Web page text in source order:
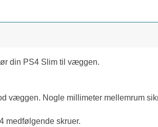
din PS4 Slim til væggen.
Nogle millimeter mellemrum
medfølgende skruer.